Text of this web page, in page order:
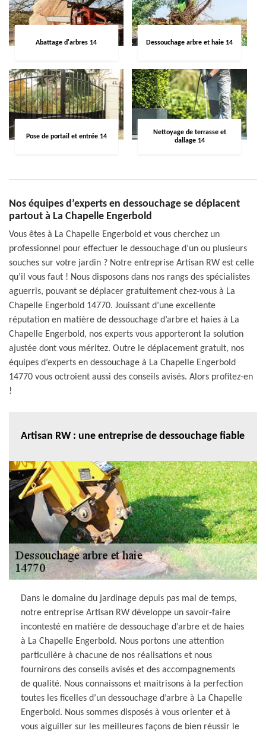
Abattage d'arbres 14 Dessouchage arbre et haie 14
Pose de portail et entrée 14
Nettoyage de terrasse et
dallage 14
Nos équipes d’experts en dessouchage se déplacent
partout à La Chapelle Engerbold
Vous êtes à La Chapelle Engerbold et vous cherchez un
professionnel pour effectuer le dessouchage d’un ou plusieurs
souches sur votre jardin ? Notre entreprise Artisan RW est celle
qu’il vous faut ! Nous disposons dans nos rangs des spécialistes
aguerris, pouvant se déplacer gratuitement chez-vous à La
Chapelle Engerbold 14770. Jouissant d’une excellente
réputation en matière de dessouchage d’arbre et haies à La
Chapelle Engerbold, nos experts vous apporteront la solution
ajustée dont vous méritez. Outre le déplacement gratuit, nos
équipes d’experts en dessouchage à La Chapelle Engerbold
14770 vous octroient aussi des conseils avisés. Alors profitez-en
!
Artisan RW : une entreprise de dessouchage fiable
Dans le domaine du jardinage depuis pas mal de temps,
notre entreprise Artisan RW développe un savoir-faire
incontesté en matière de dessouchage d’arbre et de haies
à La Chapelle Engerbold. Nous portons une attention
particulière à chacune de nos réalisations et nous
fournirons des conseils avisés et des accompagnements
de qualité. Nous connaissons et maitrisons à la perfection
toutes les ficelles d’un dessouchage d’arbre à La Chapelle
Engerbold. Nous sommes disposés à vous orienter et à
vous aiguiller sur les meilleures façons de bien réussir le